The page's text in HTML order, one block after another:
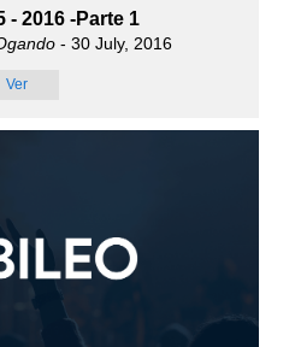
- 2016 -Parte 1
- 30 July, 2016
Ver